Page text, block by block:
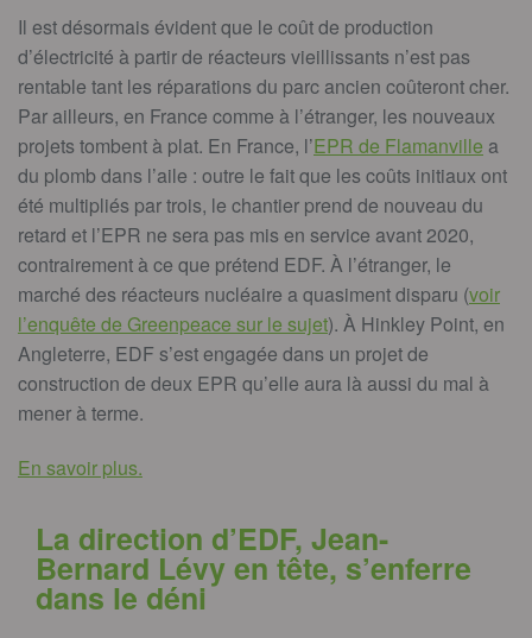
Il est désormais évident que le coût de production
d’électricité à partir de réacteurs vieillissants n’est pas
rentable tant les réparations du parc ancien coûteront cher.
Par ailleurs, en France comme à l’étranger, les nouveaux
projets tombent à plat. En France, l’EPR de Flamanville a
du plomb dans l’aile : outre le fait que les coûts initiaux ont
été multipliés par trois, le chantier prend de nouveau du
retard et l’EPR ne sera pas mis en service avant 2020,
contrairement à ce que prétend EDF. À l’étranger, le
marché des réacteurs nucléaire a quasiment disparu (voir
l’enquête de Greenpeace sur le sujet). À Hinkley Point, en
Angleterre, EDF s’est engagée dans un projet de
construction de deux EPR qu’elle aura là aussi du mal à
mener à terme.
En savoir plus.
La direction d’EDF, Jean-
Bernard Lévy en tête, s’enferre
dans le déni